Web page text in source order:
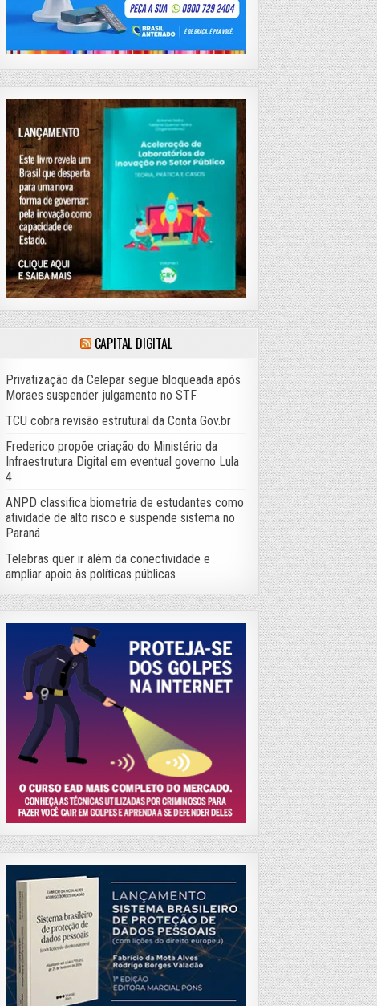
CAPITAL DIGITAL
Privatização da Celepar segue bloqueada após
Moraes suspender julgamento no STF
TCU cobra revisão estrutural da Conta Gov.br
Frederico propõe criação do Ministério da
Infraestrutura Digital em eventual governo Lula
4
ANPD classifica biometria de estudantes como
atividade de alto risco e suspende sistema no
Paraná
Telebras quer ir além da conectividade e
ampliar apoio às políticas públicas